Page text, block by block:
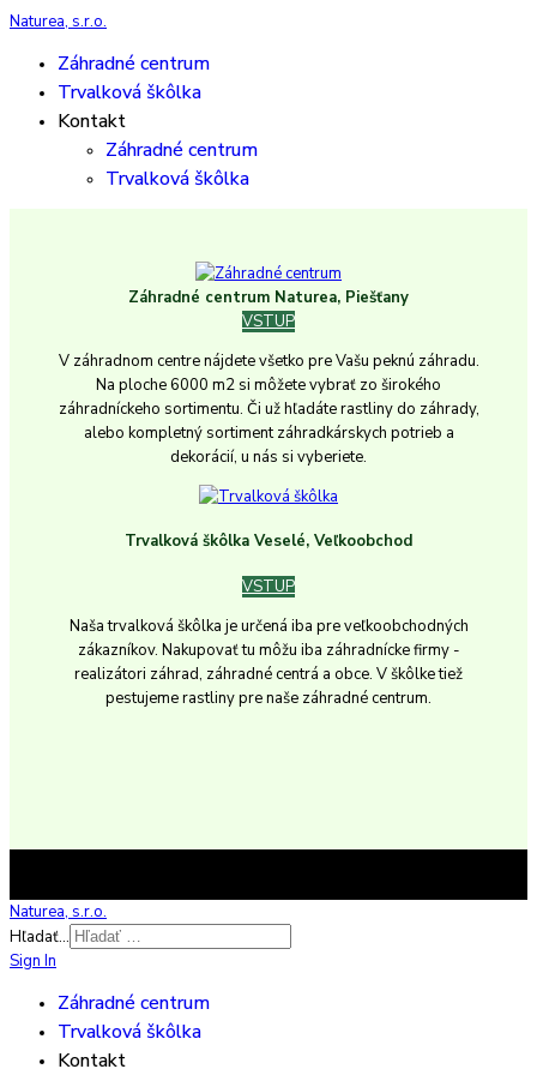
Naturea, s.r.o.
Záhradné centrum
Trvalková škôlka
Kontakt
Záhradné centrum
Trvalková škôlka
Záhradné centrum Naturea, Piešťany
VSTUP
V záhradnom centre nájdete všetko pre Vašu peknú záhradu.
Na ploche 6000 m2 si môžete vybrať zo širokého
záhradníckeho sortimentu. Či už hľadáte rastliny do záhrady,
alebo kompletný sortiment záhradkárskych potrieb a
dekorácií, u nás si vyberiete.
Trvalková škôlka Veselé, Veľkoobchod
VSTUP
Naša trvalková škôlka je určená iba pre veľkoobchodných
zákazníkov. Nakupovať tu môžu iba záhradnícke firmy -
realizátori záhrad, záhradné centrá a obce. V škôlke tiež
pestujeme rastliny pre naše záhradné centrum.
Naturea, s.r.o.
Hľadať...
Sign In
Záhradné centrum
Trvalková škôlka
Kontakt